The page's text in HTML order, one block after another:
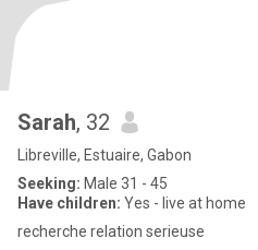
Sarah, 32
Libreville, Estuaire, Gabon
Seeking: Male 31 - 45
Have children: Yes - live at home
recherche relation serieuse